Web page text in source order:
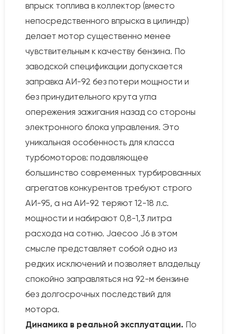
впрыск топлива в коллектор (вместо
непосредственного впрыска в цилиндр)
делает мотор существенно менее
чувствительным к качеству бензина. По
заводской спецификации допускается
заправка АИ-92 без потери мощности и
без принудительного крута угла
опережения зажигания назад со стороны
электронного блока управления. Это
уникальная особенность для класса
турбомоторов: подавляющее
большинство современных турбированных
агрегатов конкурентов требуют строго
АИ-95, а на АИ-92 теряют 12-18 л.с.
мощности и набирают 0,8-1,3 литра
расхода на сотню. Jaecoo J6 в этом
смысле представляет собой одно из
редких исключений и позволяет владельцу
спокойно заправляться на 92-м бензине
без долгосрочных последствий для
мотора.
Динамика в реальной эксплуатации. По